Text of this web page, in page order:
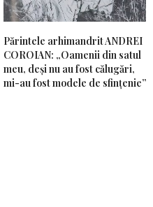
Părintele arhimandrit ANDREI
COROIAN: „Oamenii din satul
meu, deși nu au fost călugări,
mi-au fost modele de sfințenie”